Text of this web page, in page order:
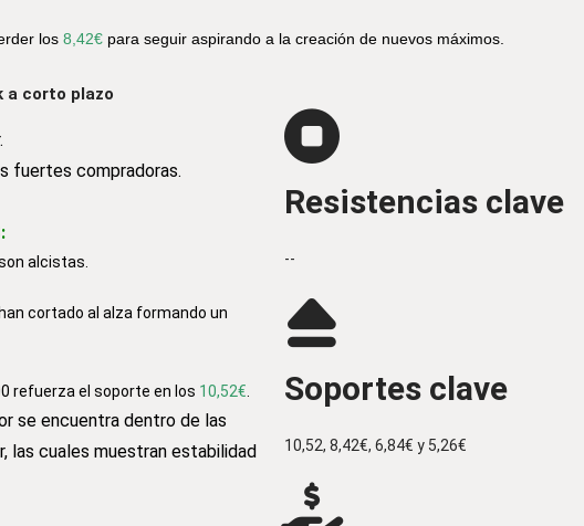
los 8,42€ para seguir aspirando a la creación de nuevos máximos.
a corto plazo
fuertes compradoras.
alcistas.
cortado al alza formando un
refuerza el soporte en los 10,52€.
se encuentra dentro de las
las cuales muestran estabilidad
Resistencias clave
--
Soportes clave
10,52, 8,42€, 6,84€ y 5,26€